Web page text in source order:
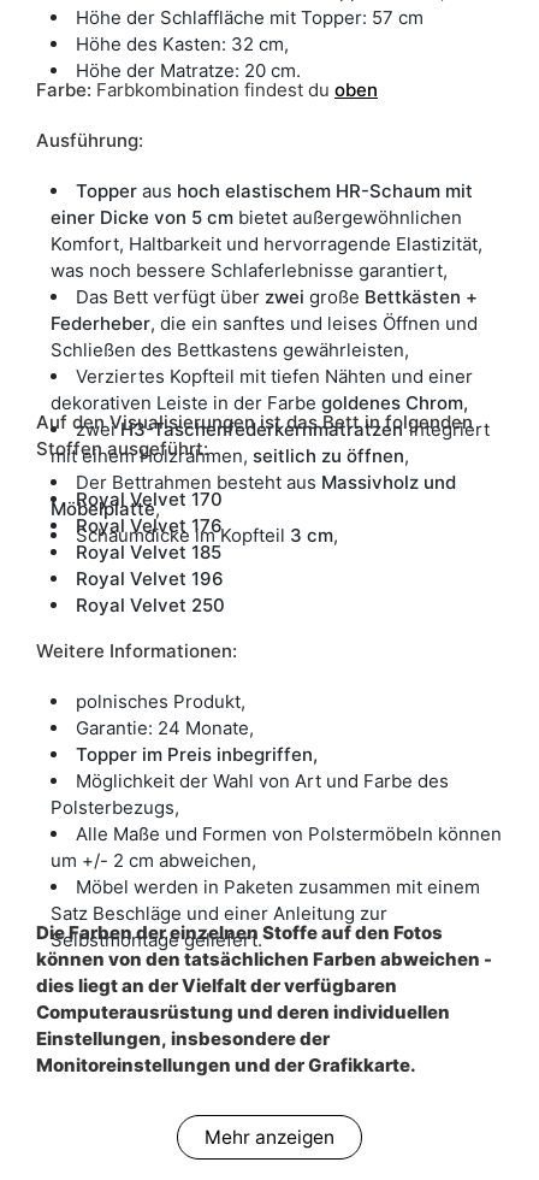
Höhe der Schlaffläche mit Topper: 57 cm
Höhe des Kasten: 32 cm,
Höhe der Matratze: 20 cm.
Farbe: Farbkombination findest du oben
Ausführung:
Topper aus hoch elastischem HR-Schaum mit
einer Dicke von 5 cm bietet außergewöhnlichen
Komfort, Haltbarkeit und hervorragende Elastizität,
was noch bessere Schlaferlebnisse garantiert,
Das Bett verfügt über zwei große Bettkästen +
Federheber, die ein sanftes und leises Öffnen und
Schließen des Bettkastens gewährleisten,
Verziertes Kopfteil mit tiefen Nähten und einer
dekorativen Leiste in der Farbe goldenes Chrom,
zweiH3-Taschenfederkernmatratzenintegriert
mit einem Holzrahmen, seitlich zu öffnen,
Der Bettrahmen besteht aus Massivholz und
Möbelplatte,
Schaumdicke im Kopfteil 3 cm,
Auf den Visualisierungen ist das Bett in folgenden
Stoffen ausgeführt:
Royal Velvet 170
Royal Velvet 176
Royal Velvet 185
Royal Velvet 196
Royal Velvet 250
Weitere Informationen:
polnisches Produkt,
Garantie: 24 Monate,
Topper im Preis inbegriffen,
Möglichkeit der Wahl von Art und Farbe des
Polsterbezugs,
Alle Maße und Formen von Polstermöbeln können
um +/- 2 cm abweichen,
Möbel werden in Paketen zusammen mit einem
Satz Beschläge und einer Anleitung zur
Selbstmontage geliefert.
Die Farben der einzelnen Stoffe auf den Fotos
können von den tatsächlichen Farben abweichen -
dies liegt an der Vielfalt der verfügbaren
Computerausrüstung und deren individuellen
Einstellungen, insbesondere der
Monitoreinstellungen und der Grafikkarte.
Mehr anzeigen